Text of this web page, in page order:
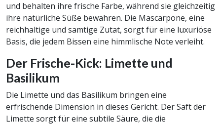
und behalten ihre frische Farbe, während sie gleichzeitig
ihre natürliche Süße bewahren. Die Mascarpone, eine
reichhaltige und samtige Zutat, sorgt für eine luxuriöse
Basis, die jedem Bissen eine himmlische Note verleiht.
Der Frische-Kick: Limette und
Basilikum
Die Limette und das Basilikum bringen eine
erfrischende Dimension in dieses Gericht. Der Saft der
Limette sorgt für eine subtile Säure, die die